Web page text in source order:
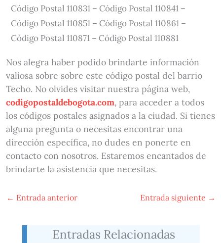
Código Postal 110831 – Código Postal 110841 –
Código Postal 110851 – Código Postal 110861 –
Código Postal 110871 – Código Postal 110881
Nos alegra haber podido brindarte información
valiosa sobre sobre este código postal del barrio
Techo. No olvides visitar nuestra página web,
codigopostaldebogota.com, para acceder a todos
los códigos postales asignados a la ciudad. Si tienes
alguna pregunta o necesitas encontrar una
dirección específica, no dudes en ponerte en
contacto con nosotros. Estaremos encantados de
brindarte la asistencia que necesitas.
← Entrada anterior Entrada siguiente →
Entradas Relacionadas